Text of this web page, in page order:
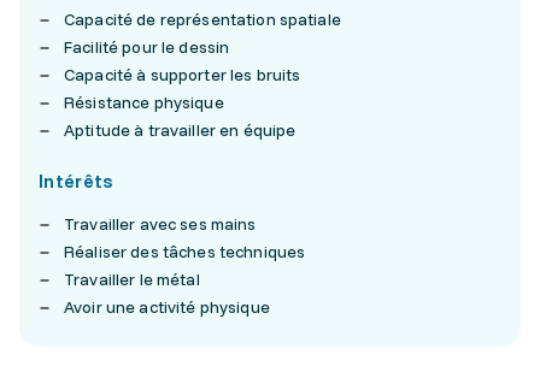
Capacité de représentation spatiale
Facilité pour le dessin
Capacité à supporter les bruits
Résistance physique
Aptitude à travailler en équipe
Intérêts
Travailler avec ses mains
Réaliser des tâches techniques
Travailler le métal
Avoir une activité physique